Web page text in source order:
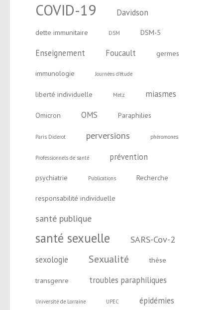
COVID-19 Davidson
dette immunitaire DSM DSM-5
Enseignement Foucault germes
immunologie Journées d'étude
liberté individuelle Metz miasmes
Omicron OMS Paraphilies
Paris Diderot perversions phéromones
Professionnels de santé prévention
psychiatrie Publications Recherche
responsabilité individuelle
santé publique
santé sexuelle SARS-Cov-2
sexologie Sexualité thèse
transgenre troubles paraphiliques
Université de Lorraine UPEC épidémies